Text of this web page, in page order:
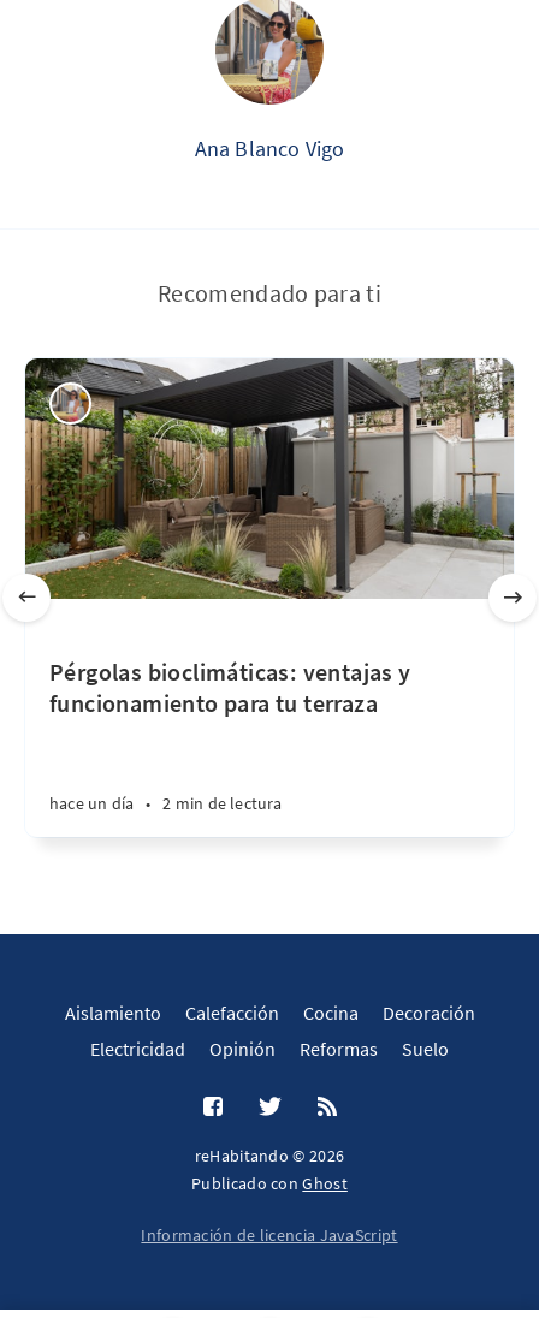
Ana Blanco Vigo
Recomendado para ti
Pérgolas bioclimáticas: ventajas y
funcionamiento para tu terraza
hace un día • 2 min de lectura
Aislamiento Calefacción Cocina
Decoración
Electricidad
Opinión Reformas Suelo
reHabitando © 2026
Publicado conGhost
Información de licencia JavaScript